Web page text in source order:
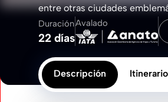
entre otras ciudades
Duración
22 días
Avalado
Descripción Itinerario